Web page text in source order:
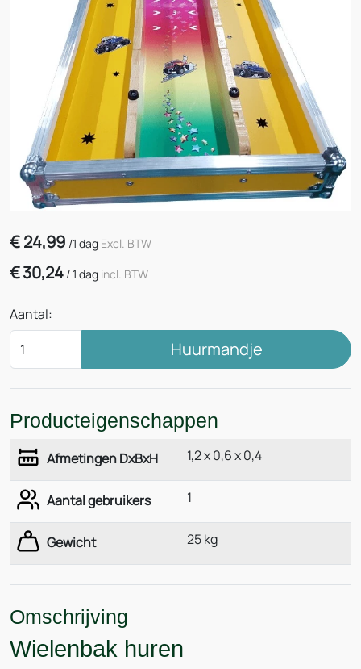
€24,99 /1 dag Excl. BTW
€30,24 /1 dag incl. BTW
Aantal:
Huurmandje
Producteigenschappen
Afmetingen DxBxH 1,2 x 0,6 x 0,4
Aantal gebruikers 1
Gewicht 25 kg
Omschrijving
Wielenbak huren